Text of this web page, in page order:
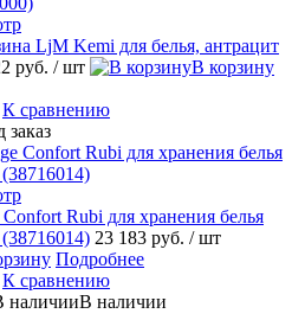
LjM Kemi для белья, антрацит
руб. / шт
В корзину
К сравнению
заказ
Rubi для хранения белья
23 183 руб. / шт
Подробнее
К сравнению
В наличии